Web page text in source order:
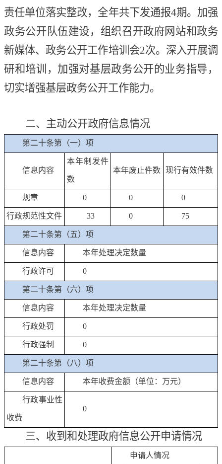
责任单位落实整改，全年共下发通报4期。 加强
政务公开队伍建设，组织召开政府网站和政务
新媒体、政务公开工作培训会2次。 深入开展调
研和培训，加强对基层政务公开的业务指导，
切实增强基层政务公开工作能力。
二、 主动公开政府信息情况
第二十条第（一）项
信息内容
本年制发件
数
本年废止件数 现行有效件数
规章 0 0 0
行政规范性文件 33 0 75
第二十条第（五）项
信息内容 本年处理决定数量
行政许可 0
第二十条第（六）项
信息内容 本年处理决定数量
行政处罚 0
行政强制 0
第二十条第（八）项
信息内容 本年收费金额（单位：万元）
行政事业性
收费
0
三、收到和处理政府信息公开申请情况
申请人情况